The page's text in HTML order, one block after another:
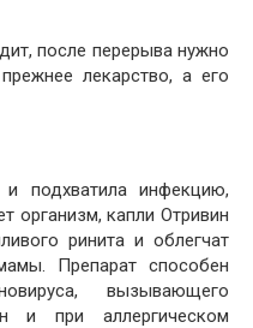
после перерыва нужно
лекарство, а его
подхватила инфекцию,
организм, капли Отривин
ринита и облегчат
Препарат способен
вызывающего
и при аллергическом